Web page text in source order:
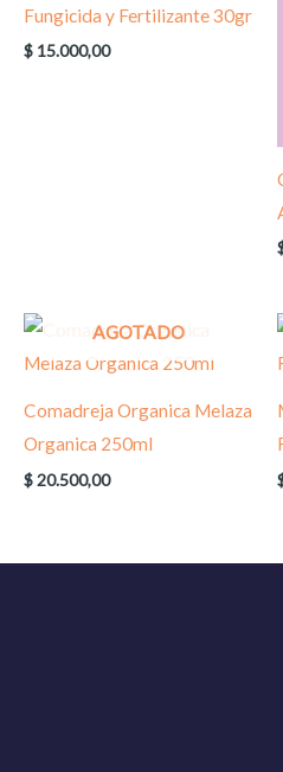
Fungicida y Fertilizante 30gr
$ 15.000,00
AGOTADO
Comadreja Organica Melaza
Organica 250ml
$20.500,00